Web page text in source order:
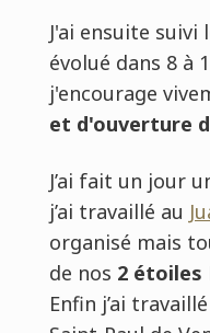
J'ai ensuite
évolué dans 8 à
j'encourage
et d'ouverture
J’ai fait un jour
j’ai travaillé au
organisé mais
de nos 2 étoiles
Enfin j’ai